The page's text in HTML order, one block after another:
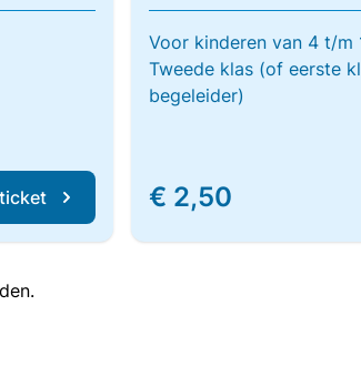
Voor kinderen van 4 t/m
Tweede klas (of eerste
begeleider)
€ 2,50